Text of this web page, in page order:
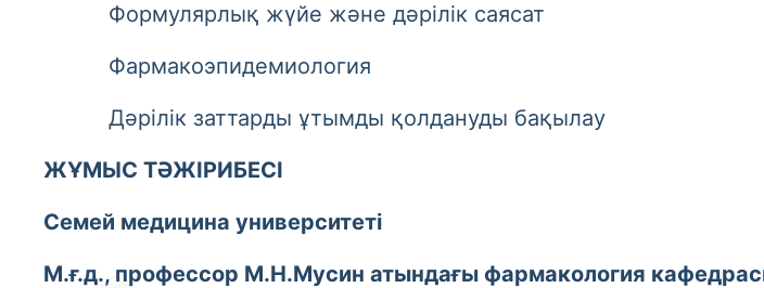
Формулярлық жүйе және дәрілік саясат
Фармакоэпидемиология
Дәрілік заттарды ұтымды қолдануды бақылау
ЖҰМЫС ТӘЖІРИБЕСІ
Семей медицина университеті
М.ғ.д., профессор М.Н.Мусин атындағы фармакология